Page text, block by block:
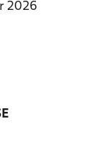
2026